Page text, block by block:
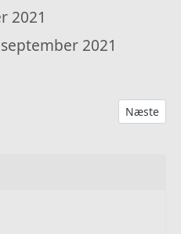
2021
2021
Næste
Næste